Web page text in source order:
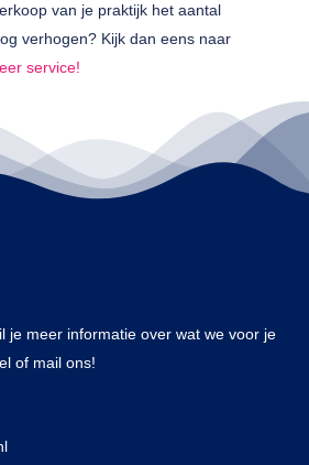
van je praktijk het aantal
verhogen? Kijk dan eens naar
service!
je meer informatie over wat we voor je
of mail ons!